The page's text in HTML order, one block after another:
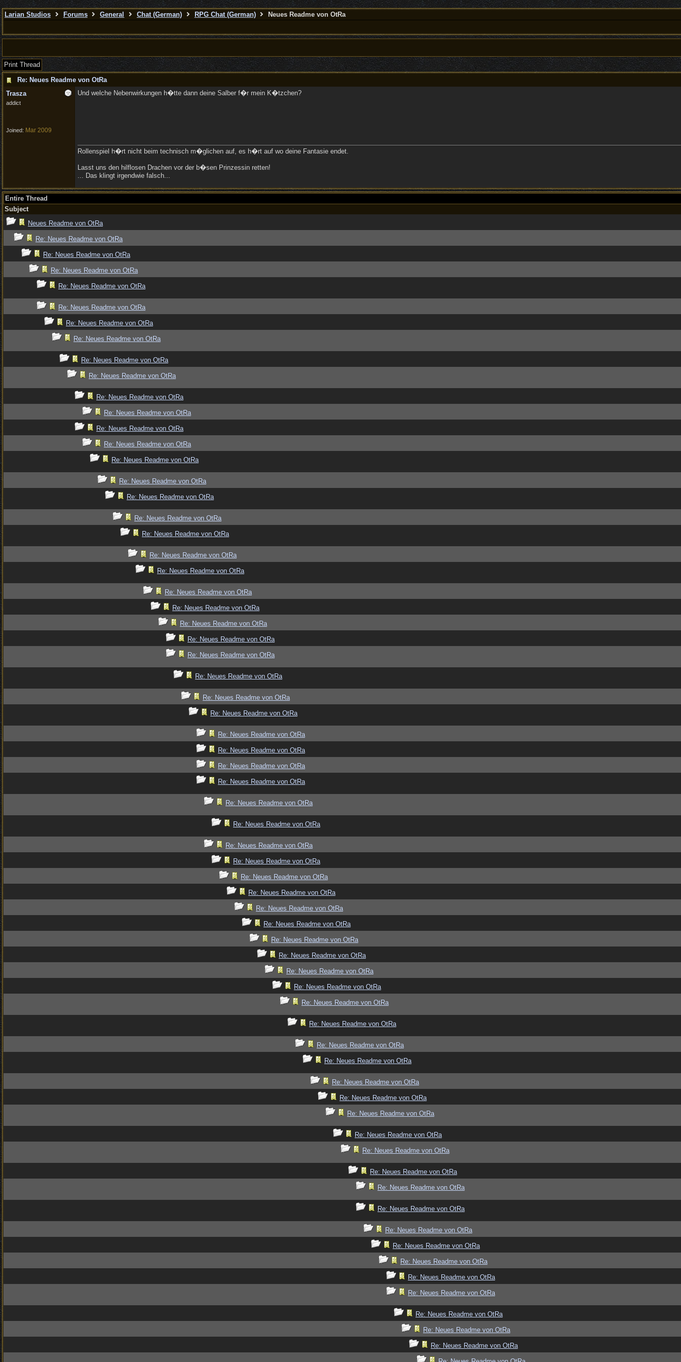
Larian Studios Forums General Chat (German) RPG Chat (German) Neues Readme von OtRa
Print Thread
Re: Neues Readme von OtRa
Trasza
addict
Joined: Mar 2009
Und welche Nebenwirkungen h�tte dann deine Salber f�r mein K�tzchen?
Rollenspiel h�rt nicht beim technisch m�glichen auf, es h�rt auf wo deine Fantasie endet.
Lasst uns den hilflosen Drachen vor der b�sen Prinzessin retten!
... Das klingt irgendwie falsch...
Entire Thread
Subject
Neues Readme von OtRa
Re: Neues Readme von OtRa
Re: Neues Readme von OtRa
Re: Neues Readme von OtRa
Re: Neues Readme von OtRa
Re: Neues Readme von OtRa
Re: Neues Readme von OtRa
Re: Neues Readme von OtRa
Re: Neues Readme von OtRa
Re: Neues Readme von OtRa
Re: Neues Readme von OtRa
Re: Neues Readme von OtRa
Re: Neues Readme von OtRa
Re: Neues Readme von OtRa
Re: Neues Readme von OtRa
Re: Neues Readme von OtRa
Re: Neues Readme von OtRa
Re: Neues Readme von OtRa
Re: Neues Readme von OtRa
Re: Neues Readme von OtRa
Re: Neues Readme von OtRa
Re: Neues Readme von OtRa
Re: Neues Readme von OtRa
Re: Neues Readme von OtRa
Re: Neues Readme von OtRa
Re: Neues Readme von OtRa
Re: Neues Readme von OtRa
Re: Neues Readme von OtRa
Re: Neues Readme von OtRa
Re: Neues Readme von OtRa
Re: Neues Readme von OtRa
Re: Neues Readme von OtRa
Re: Neues Readme von OtRa
Re: Neues Readme von OtRa
Re: Neues Readme von OtRa
Re: Neues Readme von OtRa
Re: Neues Readme von OtRa
Re: Neues Readme von OtRa
Re: Neues Readme von OtRa
Re: Neues Readme von OtRa
Re: Neues Readme von OtRa
Re: Neues Readme von OtRa
Re: Neues Readme von OtRa
Re: Neues Readme von OtRa
Re: Neues Readme von OtRa
Re: Neues Readme von OtRa
Re: Neues Readme von OtRa
Re: Neues Readme von OtRa
Re: Neues Readme von OtRa
Re: Neues Readme von OtRa
Re: Neues Readme von OtRa
Re: Neues Readme von OtRa
Re: Neues Readme von OtRa
Re: Neues Readme von OtRa
Re: Neues Readme von OtRa
Re: Neues Readme von OtRa
Re: Neues Readme von OtRa
Re: Neues Readme von OtRa
Re: Neues Readme von OtRa
Re: Neues Readme von OtRa
Re: Neues Readme von OtRa
Re: Neues Readme von OtRa
Re: Neues Readme von OtRa
Re: Neues Readme von OtRa
Re: Neues Readme von OtRa